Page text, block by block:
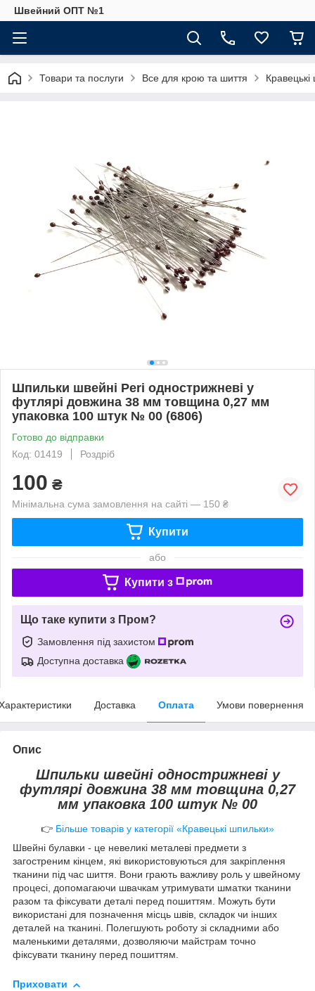
Швейний ОПТ №1
Товари та послуги Все для крою та шиття
Шпильки швейні Peri однострижневі у
футлярі довжина 38 мм товщина 0,27 мм
упаковка 100 штук № 00 (6806)
Готово до відправки
Код: 01419
Роздріб
100 ₴
Мінімальна сума замовлення на сайті — 150 ₴
Купити
або
Купити з
Що таке купити з Пром?
Замовлення під захистом
Доступна доставка
Доставка Оплата Умови повернення
Опис
Шпильки швейні однострижневі у
футлярі довжина 38 мм товщина 0,27
мм упаковка 100 штук № 00
👉 Більше товарів у категорії «Кравецькі шпильки»
Швейні булавки - це невеликі металеві предмети з
загостреним кінцем, які використовуються для закріплення
тканини під час шиття. Вони грають важливу роль у швейному
процесі, допомагаючи швачкам утримувати шматки тканини
разом та фіксувати деталі перед пошиттям. Можуть бути
використані для позначення місць швів, складок чи інших
деталей на тканині. Полегшують роботу зі складними або
маленькими деталями, дозволяючи майстрам точно
фіксувати тканину перед пошиттям.
Приховати